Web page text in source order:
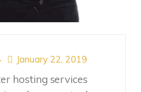
January 22, 2019
hosting services